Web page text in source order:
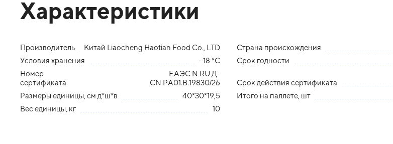
Характеристики
Производитель Китай Liaocheng Haotian Food Co., LTD Страна происхождения
Условия хранения
- 18 °С Срок годности
Номер
сертификата
ЕАЭС N RU Д-
СN.РА01.В.19830/26
Срок действия сертификата
Размеры единицы, см д*ш*в
40*30*19,5 Итого на паллете, шт
Вес единицы, кг
10